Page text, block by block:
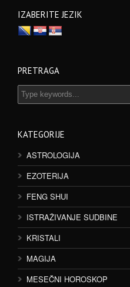
IZABERITE JEZIK
PRETRAGA
KATEGORIJE
ASTROLOGIJA
EZOTERIJA
FENG SHUI
ISTRAŽIVANJE SUDBINE
KRISTALI
MAGIJA
MESEČNI HOROSKOP